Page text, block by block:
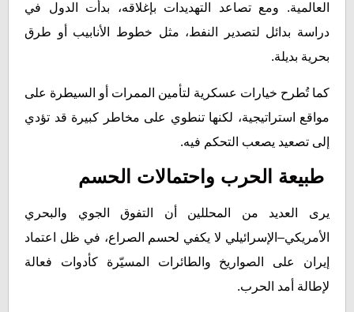
العالمية. ومع تصاعد التهديدات بإغلاقه، بدأت الدول في
دراسة بدائل لتصدير النفط، مثل خطوط الأنابيب أو طرق
بحرية بديلة.
كما تُطرح خيارات عسكرية لتأمين الممرات أو السيطرة على
مواقع استراتيجية، لكنها تنطوي على مخاطر كبيرة قد تؤدي
إلى تصعيد يصعب التحكم فيه.
طبيعة الحرب واحتمالات الحسم
يرى العديد من المحللين أن التفوق الجوي والبحري
الأمريكي–الإسرائيلي لا يكفي لحسم الصراع، في ظل اعتماد
إيران على الصواريخ والطائرات المسيّرة كأدوات فعالة
لإطالة أمد الحرب.